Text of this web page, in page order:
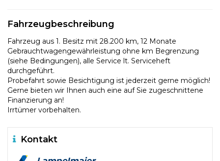
Fahrzeugbeschreibung
Fahrzeug aus 1. Besitz mit 28.200 km, 12 Monate
Gebrauchtwagengewährleistung ohne km Begrenzung
(siehe Bedingungen), alle Service lt. Serviceheft
durchgeführt.
Probefahrt sowie Besichtigung ist jederzeit gerne möglich!
Gerne bieten wir Ihnen auch eine auf Sie zugeschnittene
Finanzierung an!
Irrtümer vorbehalten.
Kontakt